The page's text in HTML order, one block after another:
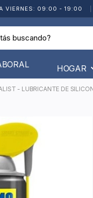
VIERNES: 09:00 - 19:00
HOGAR
- LUBRICANTE DE